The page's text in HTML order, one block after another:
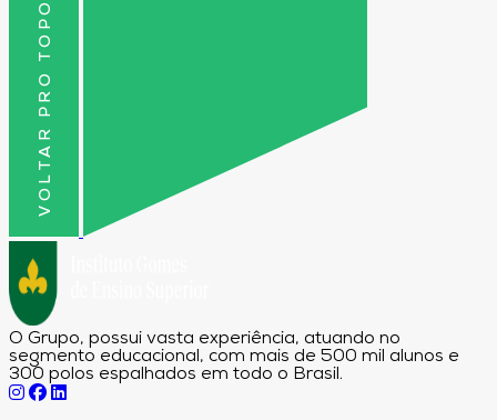
VOLTAR PRO TOPO
O Grupo, possui vasta experiência, atuando no
segmento educacional, com mais de 500 mil alunos e
300 polos espalhados em todo o Brasil.